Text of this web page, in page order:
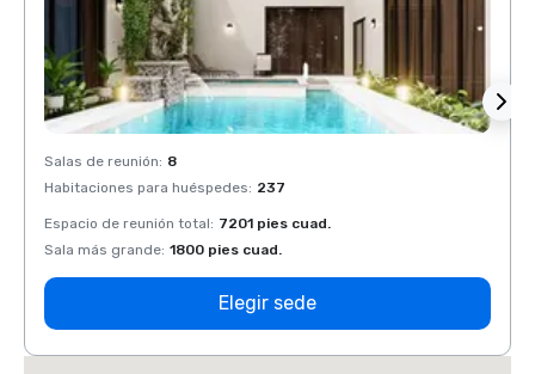
Salas de reunión: 8
Habitaciones para huéspedes: 237
Espacio de reunión total: 7201 pies cuad.
Sala más grande: 1800 pies cuad.
Elegir sede